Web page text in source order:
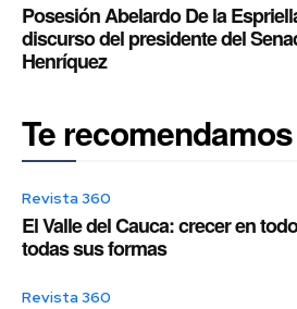
Posesión Abelardo De la
discurso del presidente del
Henríquez
Te recomendamos
Revista 360
El Valle del Cauca: crecer en
todas sus formas
Revista 360